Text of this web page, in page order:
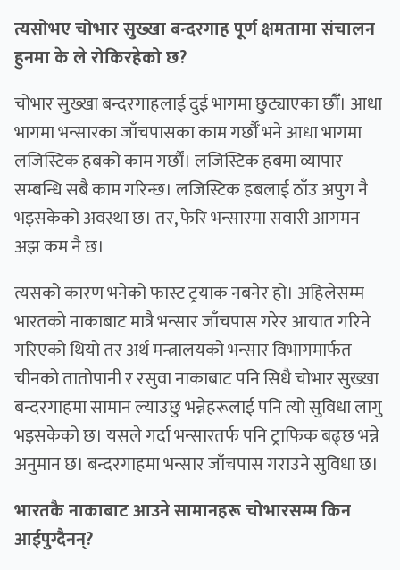
त्यसोभए चोभार सुख्खा बन्दरगाह पूर्ण क्षमतामा संचालन
हुनमा के ले रोकिरहेको छ?
चोभार सुख्खा बन्दरगाहलाई दुई भागमा छुट्याएका छौँँ। आधा
भागमा भन्सारका जाँचपासका काम गर्छौँ भने आधा भागमा
लजिस्टिक हबको काम गर्छाैं। लजिस्टिक हबमा व्यापार
सम्बन्धि सबै काम गरिन्छ। लजिस्टिक हबलाई ठाँउ अपुग नै
भइसकेको अवस्था छ। तर, फेरि भन्सारमा सवारी आगमन
अझ कम नै छ।
त्यसको कारण भनेको फास्ट ट्रयाक नबनेर हो। अहिलेसम्म
भारतको नाकाबाट मात्रै भन्सार जाँचपास गरेर आयात गरिने
गरिएको थियो तर अर्थ मन्त्रालयको भन्सार विभागमार्फत
चीनको तातोपानी र रसुवा नाकाबाट पनि सिधै चोभार सुख्खा
बन्दरगाहमा सामान ल्याउछु भन्नेहरूलाई पनि त्यो सुविधा लागु
भइसकेको छ। यसले गर्दा भन्सारतर्फ पनि ट्राफिक बढ्छ भन्ने
अनुमान छ। बन्दरगाहमा भन्सार जाँचपास गराउने सुविधा छ।
भारतकै नाकाबाट आउने सामानहरू चोभारसम्म किन
आईपुग्दैनन्?